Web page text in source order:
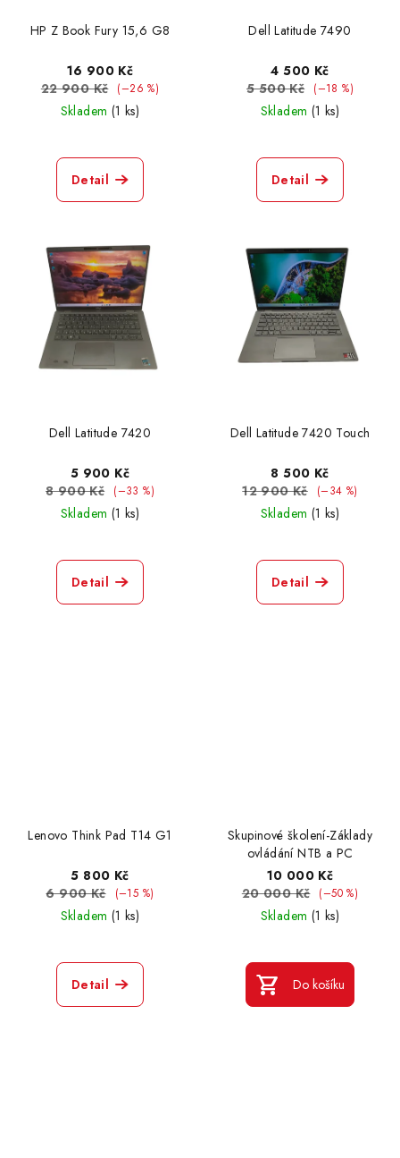
HP Z Book Fury 15,6 G8
16 900 Kč
22 900 Kč (–26 %)
Skladem (1 ks)
Detail
Dell Latitude 7490
4 500 Kč
5 500 Kč
(–18 %)
Skladem (1 ks)
Detail
Dell Latitude 7420
5 900 Kč
8 900 Kč
(–33 %)
Skladem (1 ks)
Detail
Dell Latitude 7420 Touch
8 500 Kč
12 900 Kč
(–34 %)
Skladem (1 ks)
Detail
Lenovo Think Pad T14 G1
5 800 Kč
6 900 Kč
(–15 %)
Skladem (1 ks)
Detail
Skupinové školení-Základy
ovládání NTB a PC
10 000 Kč
20 000 Kč (–50 %)
Skladem (1 ks)
Do košíku